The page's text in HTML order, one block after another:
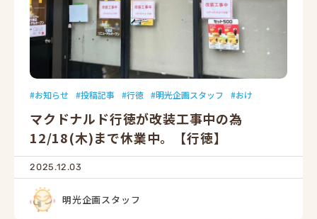
お知らせ 投稿記事 行徳 明光企画スタッフ おけ
マクドナルド行徳が改装工事中の為
12/18(木)まで休業中。【行徳】
2025.12.03
明光企画スタッフ